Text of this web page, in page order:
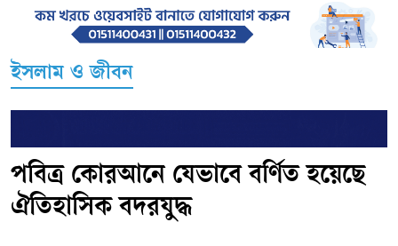
ইসলাম ও জীবন
পবিত্র কোরআনে যেভাবে বর্ণিত হয়েছে
ঐতিহাসিক বদরযুদ্ধ